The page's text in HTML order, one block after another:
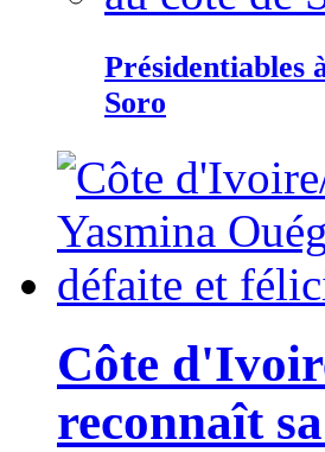
Présidentiables
Soro
Côte
reconnaît